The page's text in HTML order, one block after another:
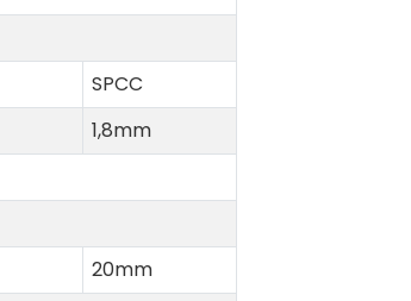
SPCC
1,8mm
20mm